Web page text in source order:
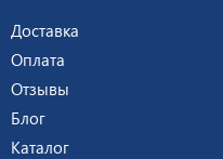
Доставка
Оплата
Отзывы
Блог
Каталог